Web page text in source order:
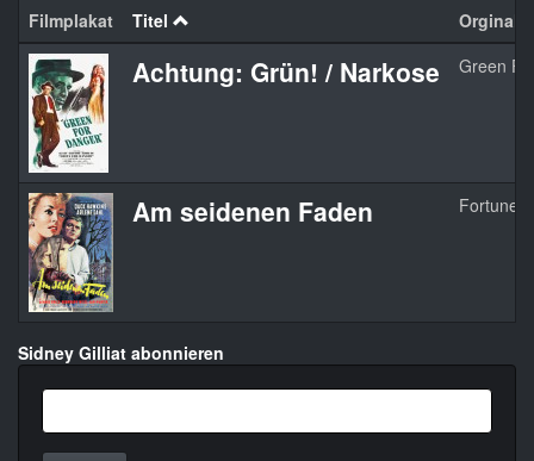
Filmplakat Titel
Achtung: Grün! / Narkose Green
Am seidenen Faden Fortune
Sidney Gilliat abonnieren